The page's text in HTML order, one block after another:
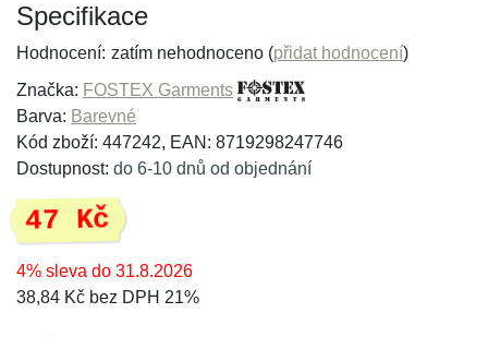
Specifikace
Hodnocení: zatím nehodnoceno (přidat hodnocení)
Značka: FOSTEX Garments
Barva: Barevné
Kód zboží: 447242, EAN: 8719298247746
Dostupnost: do 6-10 dnů od objednání
47 Kč
4% sleva do 31.8.2026
38,84 Kč bez DPH 21%